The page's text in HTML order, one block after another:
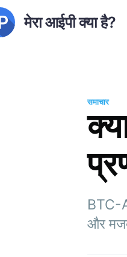
मेरा आईपी क्या है?
समाचार
BTC-
और